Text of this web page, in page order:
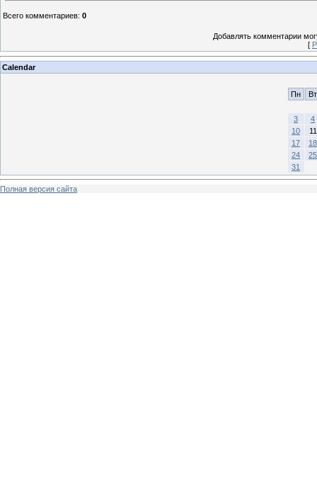
Всего комментариев: 0
Добавлять комментарии
[
Calendar
Пн Вт
3
4
10
11
17
18
24
25
31
Полная версия сайта